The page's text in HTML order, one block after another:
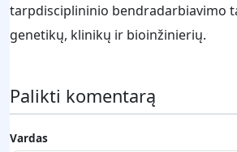
tarpdisciplininio bendradarbiavimo
genetikų, klinikų ir bioinžinierių.
Palikti komentarą
Vardas